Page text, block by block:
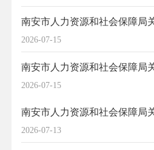
2026-07-15
南安市人力资源和社会保障局关于公布林华英等9位同志工程技
2026-07-15
南安市人力资源和社会保障局关于批准确认黄文龙等5位同志工
2026-07-13
南安市人力资源和社会保障局关于批准确认郭世川等63位同志非公有制工